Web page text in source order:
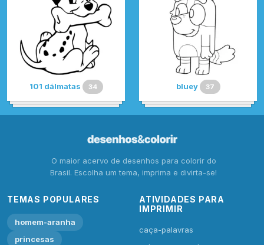
101 dálmatas 34 bluey 37
O maior acervo de desenhos para colorir do
Brasil. Escolha um tema, imprima e divirta-se!
TEMAS POPULARES
homem-aranha
princesas
ATIVIDADES PARA
IMPRIMIR
caça-palavras